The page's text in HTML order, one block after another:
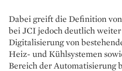
Dabei greift die Definition
bei JCI jedoch deutlich
Digitalisierung von
Heiz- und Kühlsystemen
Bereich der Automatisierung